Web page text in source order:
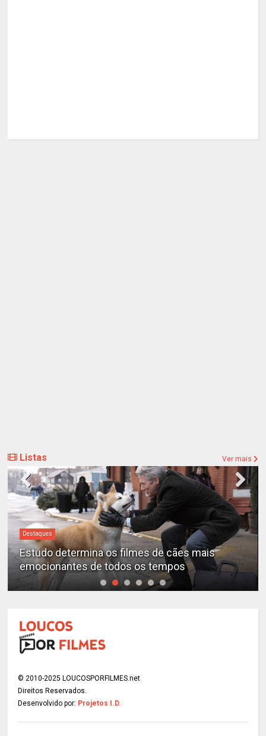
Listas Ver mais
Destaques
Estudo determina os filmes de cães mais
emocionantes de todos os tempos
© 2010-2025 LOUCOSPORFILMES.net
Direitos Reservados.
Desenvolvido por: Projetos I.D.